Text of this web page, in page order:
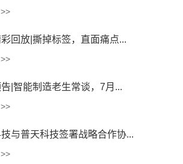
回放|撕掉标签，直面痛点...
|智能制造老生常谈，7月...
与普天科技签署战略合作协...